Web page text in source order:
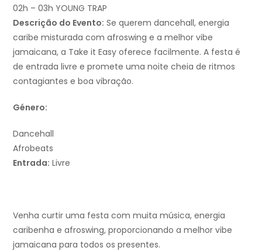
02h – 03h YOUNG TRAP
Descrição do Evento: Se querem dancehall, energia
caribe misturada com afroswing e a melhor vibe
jamaicana, a Take it Easy oferece facilmente. A festa é
de entrada livre e promete uma noite cheia de ritmos
contagiantes e boa vibração.
Género:
Dancehall
Afrobeats
Entrada: Livre
Venha curtir uma festa com muita música, energia
caribenha e afroswing, proporcionando a melhor vibe
jamaicana para todos os presentes.